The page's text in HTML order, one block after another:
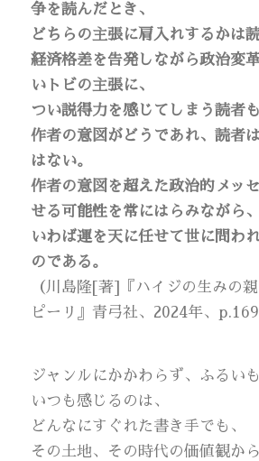
争を読んだとき、
どちらの主張に肩入れするかは
経済格差を告発しながら政治変
いトビの主張に、
つい説得力を感じてしまう読者
作者の意図がどうであれ、読者
はない。
作者の意図を超えた政治的メッ
せる可能性を常にはらみながら、
いわば運を天に任せて世に問わ
のである。
（川島隆[著]『ハイジの生みの
ピーリ』青弓社、2024年、p.169
ジャンルにかかわらず、ふるい
いつも感じるのは、
どんなにすぐれた書き手でも、
その土地、その時代の価値観か